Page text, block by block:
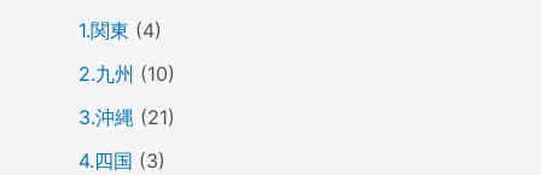
1.関東 (4)
2.九州 (10)
3.沖縄(21)
4.四国 (3)